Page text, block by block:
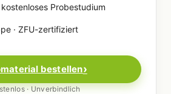
Probestudium
· ZFU-zertifiziert
bestellen
· Unverbindlich